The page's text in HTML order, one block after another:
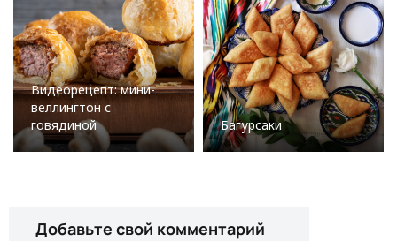
Видеорецепт: мини-
веллингтон с
говядиной
Багурсаки
Добавьте свой комментарий